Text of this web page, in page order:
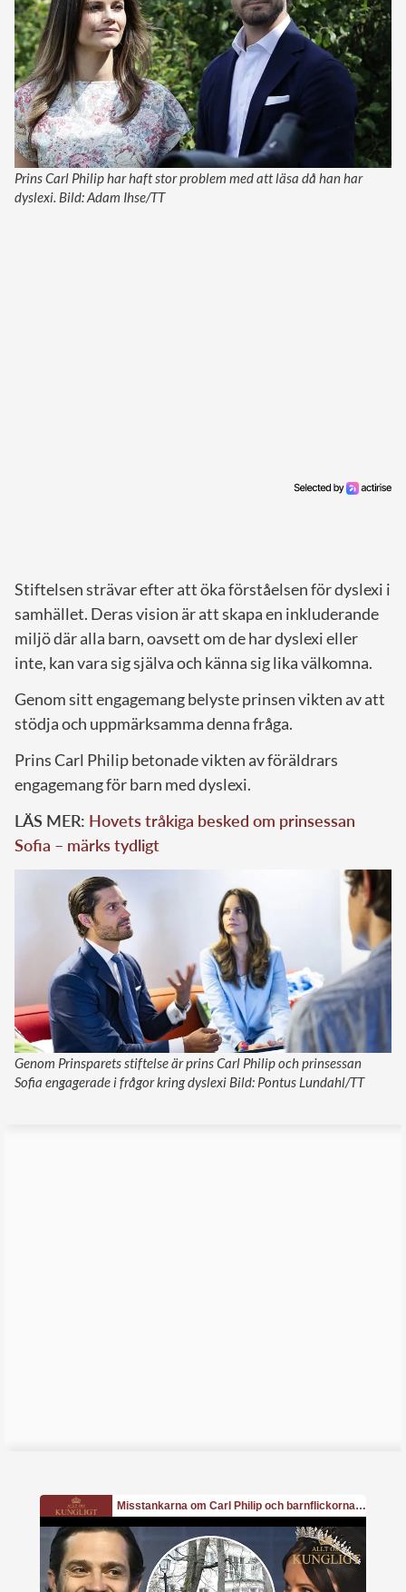
Prins Carl Philip har haft stor problem med att läsa då han har
dyslexi. Bild: Adam Ihse/TT
Stiftelsen strävar efter att öka förståelsen för dyslexi i
samhället. Deras vision är att skapa en inkluderande
miljö där alla barn, oavsett om de har dyslexi eller
inte, kan vara sig själva och känna sig lika välkomna.
Genom sitt engagemang belyste prinsen vikten av att
stödja och uppmärksamma denna fråga.
Prins Carl Philip betonade vikten av föräldrars
engagemang för barn med dyslexi.
LÄS MER: Hovets tråkiga besked om prinsessan
Sofia – märks tydligt
Genom Prinsparets stiftelse är prins Carl Philip och prinsessan
Sofia engagerade i frågor kring dyslexi Bild: Pontus Lundahl/TT